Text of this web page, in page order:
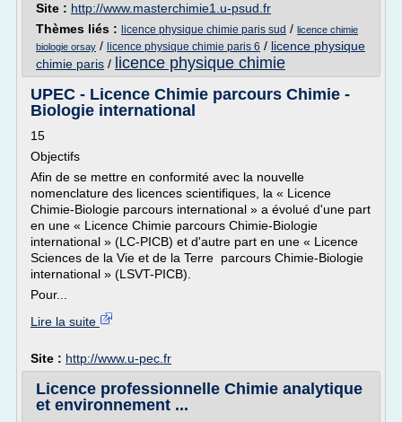
Site : http://www.masterchimie1.u-psud.fr
Thèmes liés : licence physique chimie paris sud / licence chimie
biologie orsay / licence physique chimie paris 6 / licence physique
chimie paris / licence physique chimie
UPEC - Licence Chimie parcours Chimie -
Biologie international
15
Objectifs
Afin de se mettre en conformité avec la nouvelle
nomenclature des licences scientifiques, la « Licence
Chimie-Biologie parcours international » a évolué d'une part
en une « Licence Chimie parcours Chimie-Biologie
international » (LC-PICB) et d'autre part en une « Licence
Sciences de la Vie et de la Terre parcours Chimie-Biologie
international » (LSVT-PICB).
Pour...
Lire la suite
Site : http://www.u-pec.fr
Licence professionnelle Chimie analytique
et environnement ...